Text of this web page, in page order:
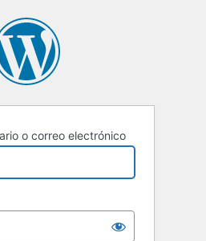
o correo electrónico